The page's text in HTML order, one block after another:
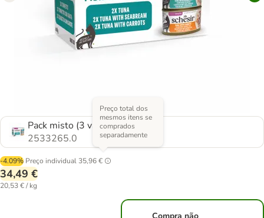
Pack misto (3 variedades)
2533265.0
-4.09% Preço individual 35,96 €
Preço total dos
mesmos itens se
comprados
separadamente
34,49 €
20,53 € / kg